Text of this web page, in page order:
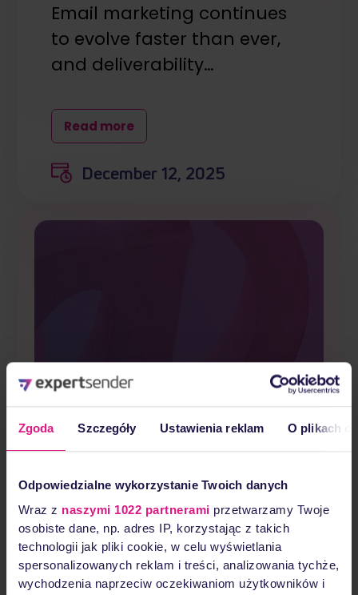
Zgoda Szczegóły Ustawienia reklam O plikach
Odpowiedzialne wykorzystanie Twoich danych
Wraz z naszymi 1022 partnerami przetwarzamy Twoje
osobiste dane, np. adres IP, korzystając z takich
technologii jak pliki cookie, w celu wyświetlania
spersonalizowanych reklam i treści, analizowania tychże,
wychodzenia naprzeciw oczekiwaniom użytkowników i
Email marketing continues
to evolve faster than ever,
and deliverability…
Read more
December 12, 2025
Marketing
automation
scenarios: a